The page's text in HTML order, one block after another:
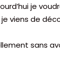
je
viens de
sans